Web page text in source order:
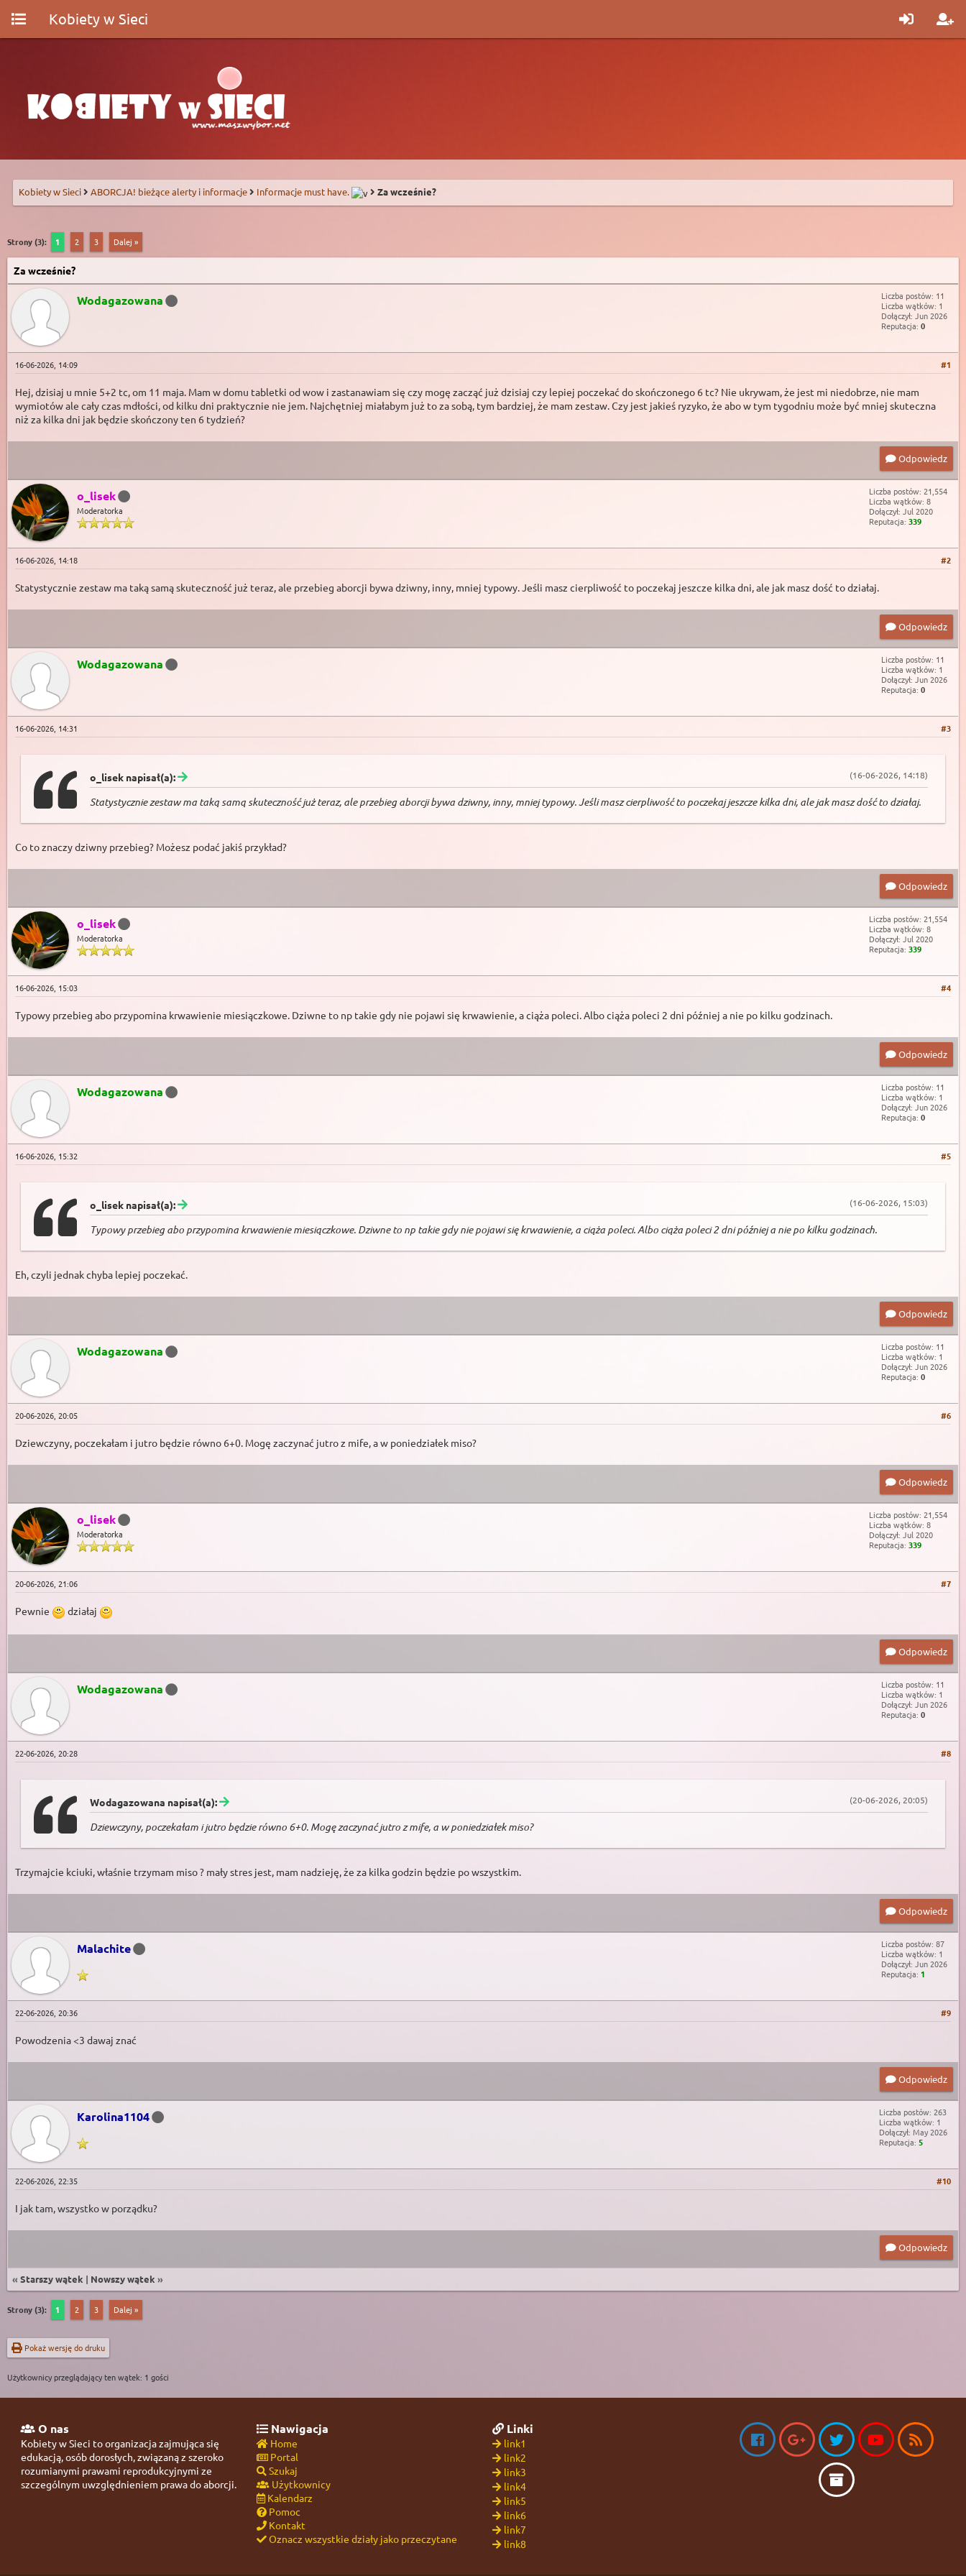
Kobiety w Sieci
Kobiety w Sieci ABORCJA! bieżące alerty i informacje Informacje must have. Za wcześnie?
Strony (3): 1 2 3 Dalej »
Za wcześnie?
Wodagazowana
Liczba postów: 11
Liczba wątków: 1
Dołączył: Jun 2026
Reputacja: 0
#1
16-06-2026, 14:09
Hej, dzisiaj u mnie 5+2 tc, om 11 maja. Mam w domu tabletki od wow i zastanawiam się czy mogę zacząć już dzisiaj czy lepiej poczekać do skończonego 6 tc? Nie ukrywam, że jest mi niedobrze, nie mam
wymiotów ale cały czas mdłości, od kilku dni praktycznie nie jem. Najchętniej miałabym już to za sobą, tym bardziej, że mam zestaw. Czy jest jakieś ryzyko, że abo w tym tygodniu może być mniej skuteczna
niż za kilka dni jak będzie skończony ten 6 tydzień?
Odpowiedz
o_lisek
Moderatorka
Liczba postów: 21,554
Liczba wątków: 8
Dołączył: Jul 2020
Reputacja: 339
#2
16-06-2026, 14:18
Statystycznie zestaw ma taką samą skuteczność już teraz, ale przebieg aborcji bywa dziwny, inny, mniej typowy. Jeśli masz cierpliwość to poczekaj jeszcze kilka dni, ale jak masz dość to działaj.
Odpowiedz
Wodagazowana
Liczba postów: 11
Liczba wątków: 1
Dołączył: Jun 2026
Reputacja: 0
#3
16-06-2026, 14:31
(16-06-2026, 14:18)
o_lisek napisał(a):
Statystycznie zestaw ma taką samą skuteczność już teraz, ale przebieg aborcji bywa dziwny, inny, mniej typowy. Jeśli masz cierpliwość to poczekaj jeszcze kilka dni, ale jak masz dość to działaj.
Co to znaczy dziwny przebieg? Możesz podać jakiś przykład?
Odpowiedz
o_lisek
Moderatorka
Liczba postów: 21,554
Liczba wątków: 8
Dołączył: Jul 2020
Reputacja: 339
#4
16-06-2026, 15:03
Typowy przebieg abo przypomina krwawienie miesiączkowe. Dziwne to np takie gdy nie pojawi się krwawienie, a ciąża poleci. Albo ciąża poleci 2 dni później a nie po kilku godzinach.
Odpowiedz
Wodagazowana
Liczba postów: 11
Liczba wątków: 1
Dołączył: Jun 2026
Reputacja: 0
#5
16-06-2026, 15:32
(16-06-2026, 15:03)
o_lisek napisał(a):
Typowy przebieg abo przypomina krwawienie miesiączkowe. Dziwne to np takie gdy nie pojawi się krwawienie, a ciąża poleci. Albo ciąża poleci 2 dni później a nie po kilku godzinach.
Eh, czyli jednak chyba lepiej poczekać.
Odpowiedz
Wodagazowana
Liczba postów: 11
Liczba wątków: 1
Dołączył: Jun 2026
Reputacja: 0
#6
20-06-2026, 20:05
Dziewczyny, poczekałam i jutro będzie równo 6+0. Mogę zaczynać jutro z mife, a w poniedziałek miso?
Odpowiedz
o_lisek
Moderatorka
Liczba postów: 21,554
Liczba wątków: 8
Dołączył: Jul 2020
Reputacja: 339
#7
20-06-2026, 21:06
Pewnie działaj
Odpowiedz
Wodagazowana
Liczba postów: 11
Liczba wątków: 1
Dołączył: Jun 2026
Reputacja: 0
#8
22-06-2026, 20:28
(20-06-2026, 20:05)
Wodagazowana napisał(a):
Dziewczyny, poczekałam i jutro będzie równo 6+0. Mogę zaczynać jutro z mife, a w poniedziałek miso?
Trzymajcie kciuki, właśnie trzymam miso ? mały stres jest, mam nadzieję, że za kilka godzin będzie po wszystkim.
Odpowiedz
Malachite
Liczba postów: 87
Liczba wątków: 1
Dołączył: Jun 2026
Reputacja: 1
#9
22-06-2026, 20:36
Powodzenia <3 dawaj znać
Odpowiedz
Karolina1104
Liczba postów: 263
Liczba wątków: 1
Dołączył: May 2026
Reputacja: 5
#10
22-06-2026, 22:35
I jak tam, wszystko w porządku?
Odpowiedz
« Starszy wątek | Nowszy wątek »
Strony (3): 1 2 3 Dalej »
Pokaż wersję do druku
Użytkownicy przeglądający ten wątek: 1 gości
O nas
Kobiety w Sieci to organizacja zajmująca się
edukacją, osób dorosłych, związaną z szeroko
rozumianymi prawami reprodukcyjnymi ze
szczególnym uwzględnieniem prawa do aborcji.
Nawigacja
Home
Portal
Szukaj
Użytkownicy
Kalendarz
Pomoc
Kontakt
Oznacz wszystkie działy jako przeczytane
Linki
link1
link2
link3
link4
link5
link6
link7
link8